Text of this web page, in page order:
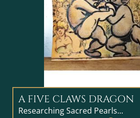
Je peux aussi prévoir une livraison
pour certains objets à livrer sur
marchands Français et ceux
sinon je ferais appel à un
N'hésitez pas à prendre contact
supplémentaire
A FIVE CLAWS DRAGON
Researching Sacred Pearls...